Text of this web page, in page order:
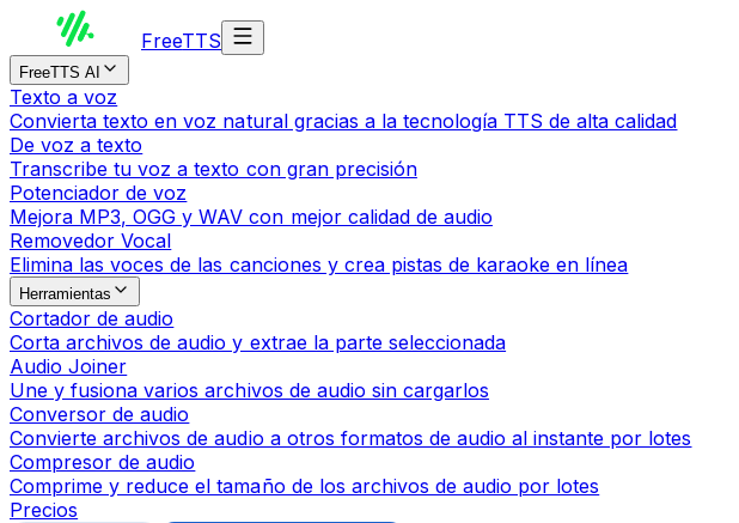
FreeTTS
FreeTTS AI
Texto a voz
Convierta texto en voz natural gracias a la tecnología TTS de alta calidad
De voz a texto
Transcribe tu voz a texto con gran precisión
Potenciador de voz
Mejora MP3, OGG y WAV con mejor calidad de audio
Removedor Vocal
Elimina las voces de las canciones y crea pistas de karaoke en línea
Herramientas
Cortador de audio
Corta archivos de audio y extrae la parte seleccionada
Audio Joiner
Une y fusiona varios archivos de audio sin cargarlos
Conversor de audio
Convierte archivos de audio a otros formatos de audio al instante por lotes
Compresor de audio
Comprime y reduce el tamaño de los archivos de audio por lotes
Precios